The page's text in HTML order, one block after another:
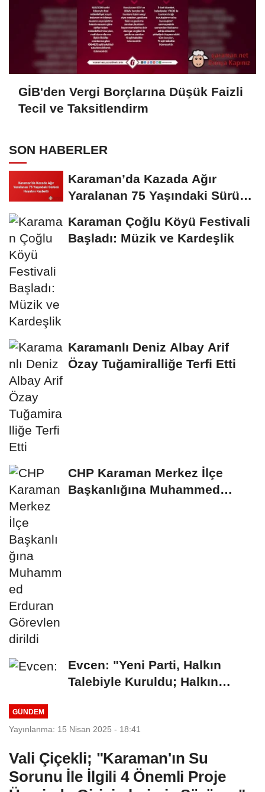
GİB'den Vergi Borçlarına Düşük Faizli
Tecil ve Taksitlendirm
SON HABERLER
Karaman’da Kazada Ağır
Yaralanan 75 Yaşındaki Sürücü
Karaman Çoğlu Köyü Festivali
Başladı: Müzik ve Kardeşlik
Karamanlı Deniz Albay Arif
Özay Tuğamiralliğe Terfi Etti
CHP Karaman Merkez İlçe
Başkanlığına Muhammed
Evcen: "Yeni Parti, Halkın
Talebiyle Kuruldu; Halkın
GÜNDEM
Yayınlanma: 15 Nisan 2025 - 18:41
Vali Çiçekli; "Karaman'ın Su
Sorunu İle İlgili 4 Önemli Proje